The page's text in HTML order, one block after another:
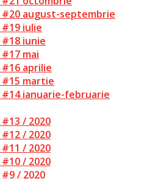
#20 august-septembrie
#19 iulie
#18 iunie
mai
#16 aprilie
#15 martie
#14 ianuarie-februarie
/ 2020
/ 2020
/ 2020
/ 2020
#9 / 2020